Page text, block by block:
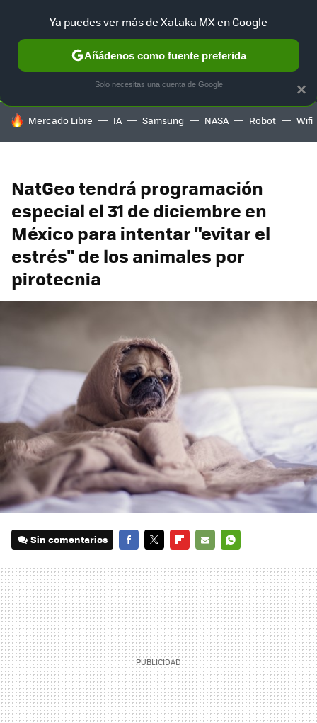
SELECCIÓN GAMING HOME AUTO TERRITORIO
HOY SE HABLA DE
Mercado Libre IA Samsung NASA Robot Wifi
NatGeo tendrá programación
especial el 31 de diciembre en
México para intentar "evitar el
estrés" de los animales por
pirotecnia
Sin comentarios
MAIL
×
Ya puedes ver más de Xataka MX en Google
Añádenos como fuente preferida
Solo necesitas una cuenta de Google